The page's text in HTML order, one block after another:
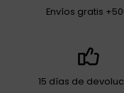
Envíos gratis
15 días de